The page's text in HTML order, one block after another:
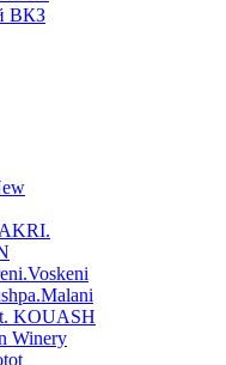
ВКЗ
KOUASH
Winery